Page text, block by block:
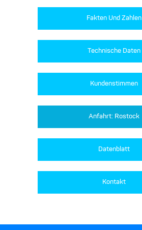
Fakten Und Zahlen
Technische Daten
Kundenstimmen
Anfahrt: Rostock
Datenblatt
Kontakt